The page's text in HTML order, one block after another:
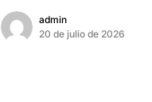
admin
20 de julio de 2026